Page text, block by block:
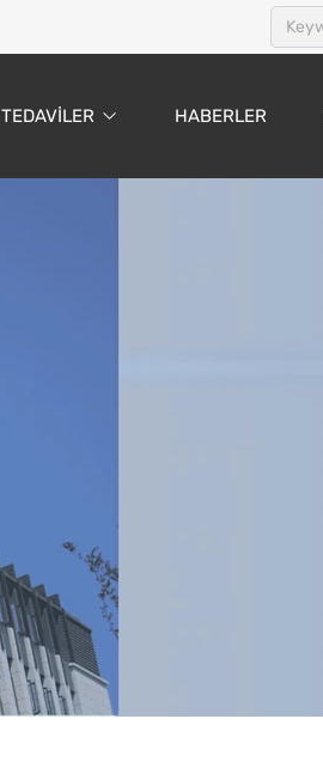
TEDAVILER HABERLER